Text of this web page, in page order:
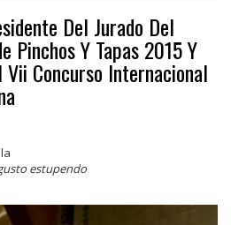
Del Jurado Del
Pinchos Y Tapas 2015 Y
Vii Concurso Internacional
estupendo